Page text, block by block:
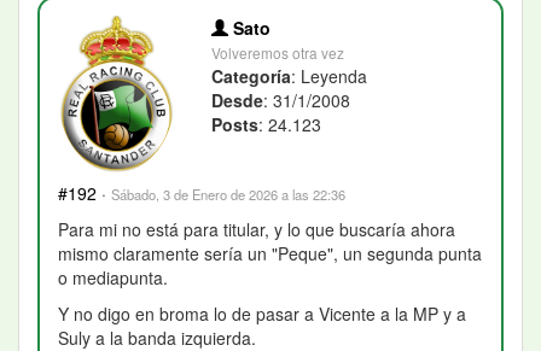
Sato
Volveremos otra vez
Categoría: Leyenda
Desde: 31/1/2008
Posts: 24.123
#192 · Sábado, 3 de Enero de 2026 a las 22:36
Para mi no está para titular, y lo que buscaría ahora
mismo claramente sería un "Peque", un segunda punta
o mediapunta.
Y no digo en broma lo de pasar a Vicente a la MP y a
Suly a la banda izquierda.